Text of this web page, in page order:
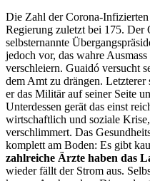
Die Zahl der Corona-
Regierung zuletzt bei 175. Der
selbsternannte
jedoch vor, das wahre
verschleiern. Guaidó versucht
dem Amt zu drängen.
er das Militär auf seiner Seite
Unterdessen gerät das einst
wirtschaftlich und soziale
verschlimmert. Das
komplett am Boden: Es gibt
zahlreiche Ärzte haben das
wieder fällt der Strom aus.